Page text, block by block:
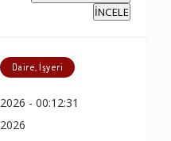
İNCELE
Daire, İşyeri
- 00:12:31